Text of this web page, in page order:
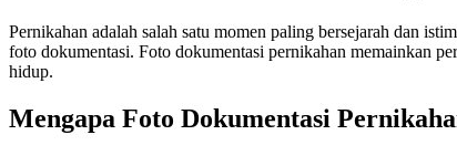
Pernikahan adalah salah satu momen paling bersejarah dan
foto dokumentasi. Foto dokumentasi pernikahan memainkan
hidup.
Mengapa Foto Dokumentasi